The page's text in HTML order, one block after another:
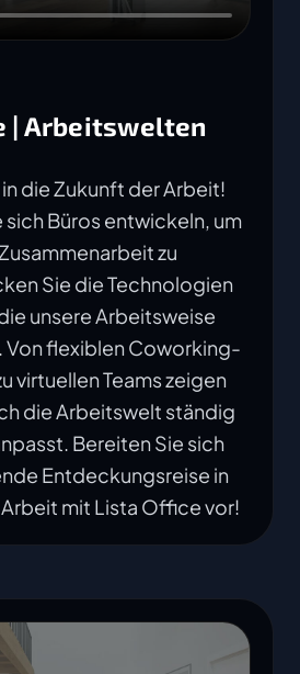
| Arbeitswelten
in die Zukunft der Arbeit!
sich Büros entwickeln, um
zu
Sie die Technologien
unsere Arbeitsweise
Von flexiblen Coworking-
virtuellen Teams zeigen
die Arbeitswelt ständig
Bereiten Sie sich
Entdeckungsreise in
mit Lista Office vor!